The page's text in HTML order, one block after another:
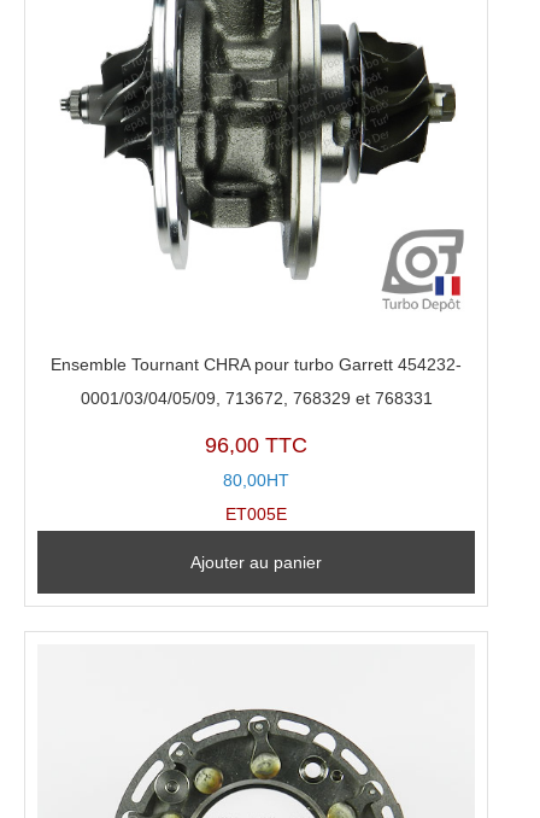
Ensemble Tournant CHRA pour turbo Garrett 454232-
0001/03/04/05/09, 713672, 768329 et 768331
96,00 TTC
80,00HT
ET005E
Ajouter au panier